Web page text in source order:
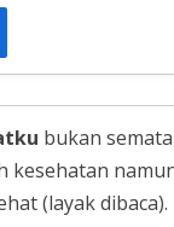
bukan
kesehatan
(layak dibaca).